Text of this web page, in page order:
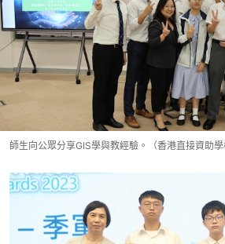
師生向公眾分享GIS學與教經驗。（香港直接資助學